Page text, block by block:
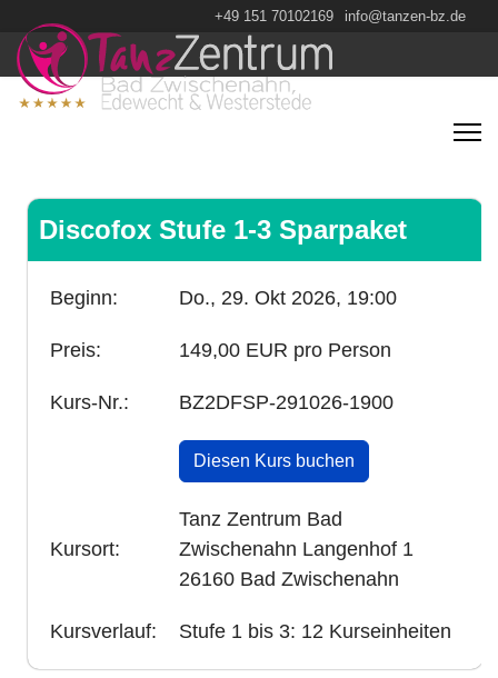
+49 151 70102169 info@tanzen-bz.de
Discofox Stufe 1-3 Sparpaket
Beginn: Do., 29. Okt 2026, 19:00
Preis: 149,00 EUR pro Person
Kurs-Nr.: BZ2DFSP-291026-1900
Diesen Kurs buchen
Kursort:
Tanz Zentrum Bad
Zwischenahn Langenhof 1
26160 Bad Zwischenahn
Kursverlauf: Stufe 1 bis 3: 12 Kurseinheiten